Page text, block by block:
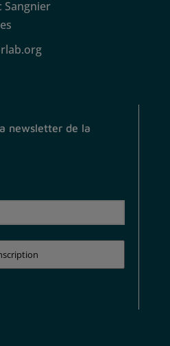
Sangnier
newsletter de la